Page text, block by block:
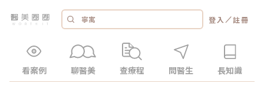
登入 ／註冊
看案例 聊醫美 查療程 問醫生 長知識